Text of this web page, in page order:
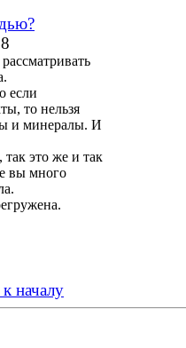
если
то нельзя
и минералы. И
это же и так
вы много
началу